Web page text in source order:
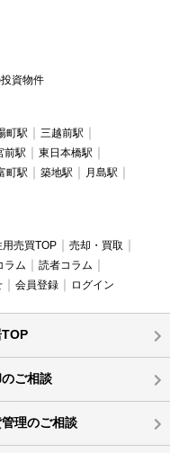
資物件
町駅
三越前駅
前駅
東日本橋駅
町駅 築地駅
月島駅
売買TOP
売却・買取
ラム
読者コラム
会員登録 ログイン
ご相談
理のご相談